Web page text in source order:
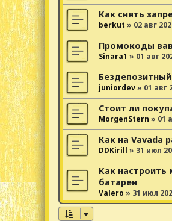
Как снять
berkut » 02 авг
Промокоды
Sinara1 » 01 авг
juniordev» 01 авг
Стоит ли
MorgenStern » 01
Как на Vavada
DDKirill » 31 июл
Как настроить
батареи
Valero » 31 июл